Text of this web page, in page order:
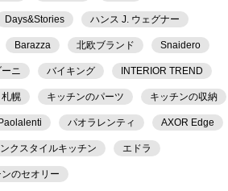
Days&Stories ハンス J. ウェグナー
Barazza 北欧ブランド Snaidero
ニ バイキング INTERIOR TREND
札幌 キッチンのパーツ キッチンの収納
Paolalenti パオラレンティ AXOR Edge
クスタイルキッチン エドラ
のセオリー